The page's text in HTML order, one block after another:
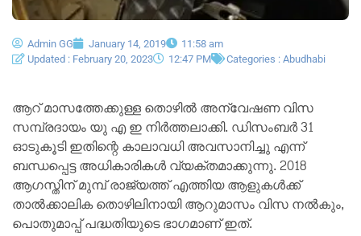
Admin GG January 14, 2019
11:58 am
Updated : February 20, 2023
12:47 PM Categories : Abudhabi
ആറ് മാസത്തേക്കുള്ള തൊഴിൽ അന്വേഷണ വിസ
സമ്പ്രദായം യു എ ഇ നിർത്തലാക്കി. ഡിസംബർ 31
ഓടുകൂടി ഇതിന്റെ കാലാവധി അവസാനിച്ചു എന്ന്
ബന്ധപ്പെട്ട അധികാരികൾ വ്യക്തമാക്കുന്നു. 2018
ആഗസ്തിന് മുമ്പ് രാജ്യത്ത് എത്തിയ ആളുകൾക്ക്
താൽക്കാലിക തൊഴിലിനായി ആറുമാസം വിസ നൽകും,
പൊതുമാപ്പ് പദ്ധതിയുടെ ഭാഗമാണ് ഇത്.